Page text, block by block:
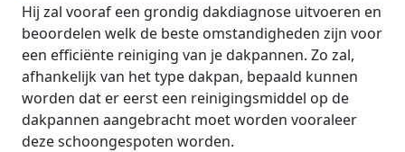
Hij zal vooraf een grondig dakdiagnose uitvoeren en
beoordelen welk de beste omstandigheden zijn voor
een efficiënte reiniging van je dakpannen. Zo zal,
afhankelijk van het type dakpan, bepaald kunnen
worden dat er eerst een reinigingsmiddel op de
dakpannen aangebracht moet worden vooraleer
deze schoongespoten worden.